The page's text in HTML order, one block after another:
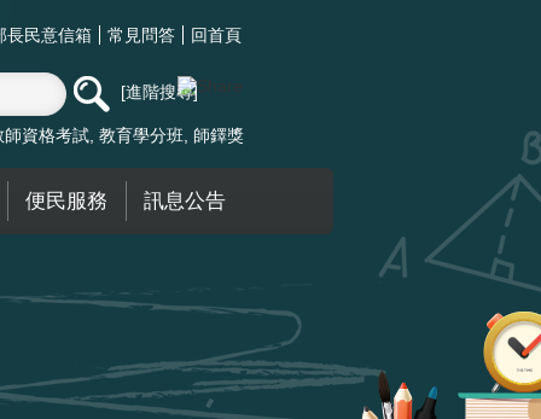
長民意信箱 常見問答 回首頁
進階搜尋
師資格考試 教育學分班 師鐸獎
便民服務 訊息公告